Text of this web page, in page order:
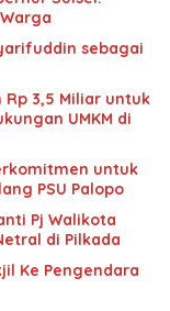
sebagai
3,5 Miliar untuk
UMKM di
untuk
PSU Palopo
Pj Walikota
di Pilkada
Ke Pengendara